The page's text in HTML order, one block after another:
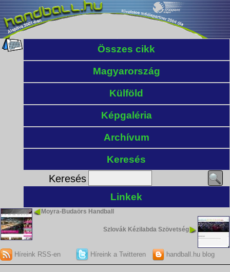
Összes cikk
Magyarország
Külföld
Képgaléria
Archívum
Keresés
Keresés
Linkek
Moyra-Budaörs Handball
Szlovák Kézilabda Szövetség
Híreink RSS-en Híreink a Twitteren handball.hu blog